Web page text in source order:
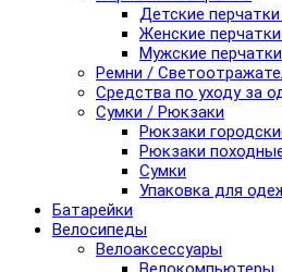
Детские
Женские
Мужские
Ремни /
Средства по уходу за
Сумки / Рюкзаки
Рюкзаки
Рюкзаки
Сумки
Упаковка для
Батарейки
Велосипеды
Велоаксессуары